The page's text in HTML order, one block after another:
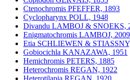
Ctenochromis PFEFFER, 1893
Cyclopharynx POLL, 1948
Divandu LAMBOJ & SNOEKS,
Enigmatochromis LAMBOJ, 2009
Etia SCHLIEWEN &
Gobiocichla KANAZAWA, 1951
Hemichromis PETERS, 1885
Heterochromis REGAN, 1922
Heterotilapia REGAN, 1920